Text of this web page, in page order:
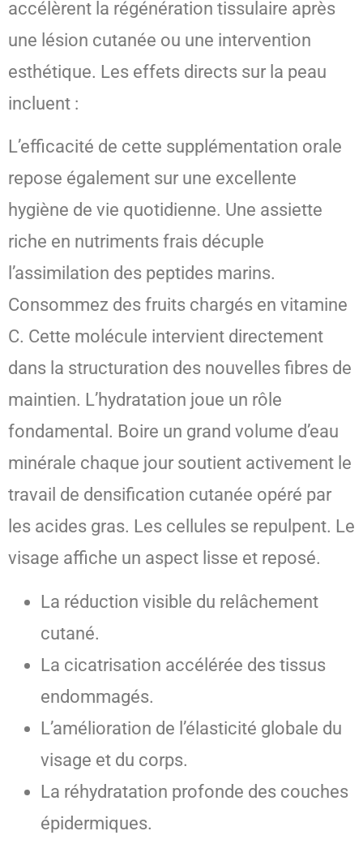
accélèrent la régénération tissulaire après
une lésion cutanée ou une intervention
esthétique. Les effets directs sur la peau
incluent :
L’efficacité de cette supplémentation orale
repose également sur une excellente
hygiène de vie quotidienne. Une assiette
riche en nutriments frais décuple
l’assimilation des peptides marins.
Consommez des fruits chargés en vitamine
C. Cette molécule intervient directement
dans la structuration des nouvelles fibres de
maintien. L’hydratation joue un rôle
fondamental. Boire un grand volume d’eau
minérale chaque jour soutient activement le
travail de densification cutanée opéré par
les acides gras. Les cellules se repulpent. Le
visage affiche un aspect lisse et reposé.
La réduction visible du relâchement
cutané.
La cicatrisation accélérée des tissus
endommagés.
L’amélioration de l’élasticité globale du
visage et du corps.
La réhydratation profonde des couches
épidermiques.